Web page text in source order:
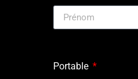
Portable